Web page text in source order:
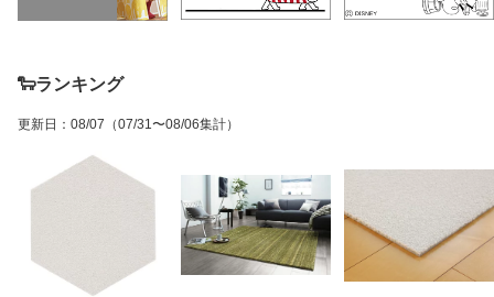
🐑ランキング
更新日 ： 08/07 （07/31〜08/06集計）